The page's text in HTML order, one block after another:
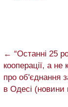
← “Останні 25
кооперації, а не
про об'єднання
в Одесі (новини